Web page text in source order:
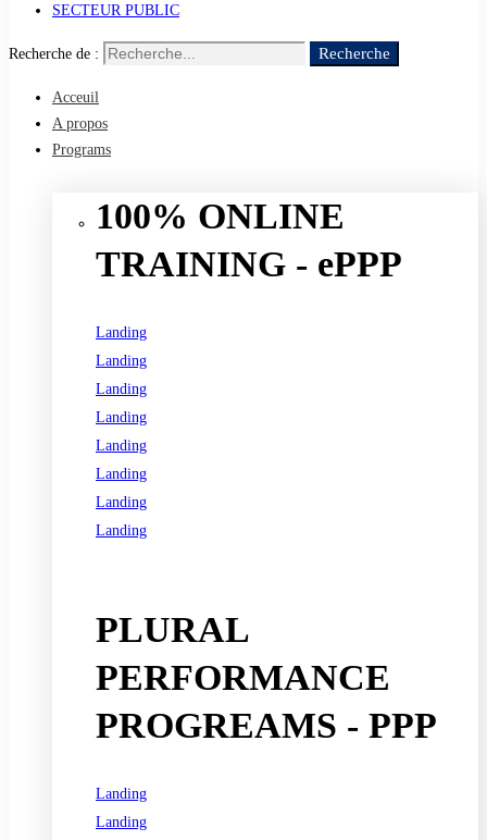
SECTEUR PUBLIC
Recherche de : Recherche
Acceuil
A propos
Programs
100% ONLINE
TRAINING - ePPP
Landing
Landing
Landing
Landing
Landing
Landing
Landing
Landing
PLURAL
PERFORMANCE
PROGREAMS - PPP
Landing
Landing